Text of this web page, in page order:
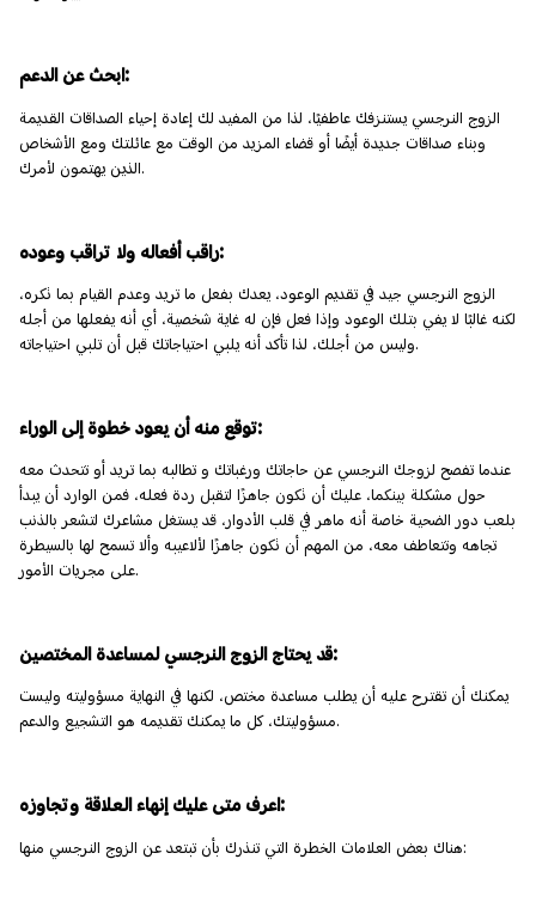
ابحث عن الدعم:
الزوج النرجسي يستنزفك عاطفيًا، لذا من المفيد لك إعادة إحياء الصداقات القديمة
وبناء صداقات جديدة أيضًا أو قضاء المزيد من الوقت مع عائلتك ومع الأشخاص
الذين يهتمون لأمرك.
راقب أفعاله ولا تراقب وعوده:
الزوج النرجسي جيد في تقديم الوعود، يعدك بفعل ما تريد وعدم القيام بما تكره،
لكنه غالبًا لا يفي بتلك الوعود وإذا فعل فإن له غاية شخصية، أي أنه يفعلها من أجله
وليس من أجلك، لذا تأكد أنه يلبي احتياجاتك قبل أن تلبي احتياجاته.
توقع منه أن يعود خطوة إلى الوراء:
عندما تفصح لزوجك النرجسي عن حاجاتك ورغباتك و تطالبه بما تريد أو تتحدث معه
حول مشكلة بينكما، عليك أن تكون جاهزًا لتقبل ردة فعله، فمن الوارد أن يبدأ
بلعب دور الضحية خاصة أنه ماهر في قلب الأدوار، قد يستغل مشاعرك لتشعر بالذنب
تجاهه وتتعاطف معه، من المهم أن تكون جاهزًا لألاعيبه وألا تسمح لها بالسيطرة
على مجريات الأمور.
قد يحتاج الزوج النرجسي لمساعدة المختصين:
يمكنك أن تقترح عليه أن يطلب مساعدة مختص، لكنها في النهاية مسؤوليته وليست
مسؤوليتك، كل ما يمكنك تقديمه هو التشجيع والدعم.
اعرف متى عليك إنهاء العلاقة وتجاوزه:
هناك بعض العلامات الخطرة التي تنذرك بأن تبتعد عن الزوج النرجسي منها: